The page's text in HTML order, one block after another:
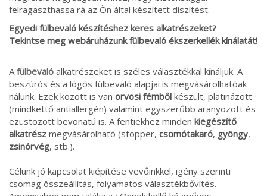
felragaszthassa rá az Ön által készített díszítést.
Egyedi fülbevaló készítéshez keres alkatrészeket?
Tekintse meg webáruházunk fülbevaló ékszerkellék kínálatát!
Afülbevaló alkatrészeket is széles választékkal kínáljuk. A
beszúrós és a lógós fülbevaló alapjai is megvásárolhatóak
nálunk. Ezek között is van orvosi fémből készült, platinázott
(mindkettő antiallergén) valamint egyszerűbb aranyozott és
ezüstözött bevonatú is. A fentiekhez minden kiegészítő
alkatrész megvásárolható (stopper, csomótakaró, gyöngy,
zsinórvég, stb.).
Célunk jó kapcsolat kiépítése vevőinkkel, igény szerinti
csomag összeállítás, folyamatos választékbővítés.